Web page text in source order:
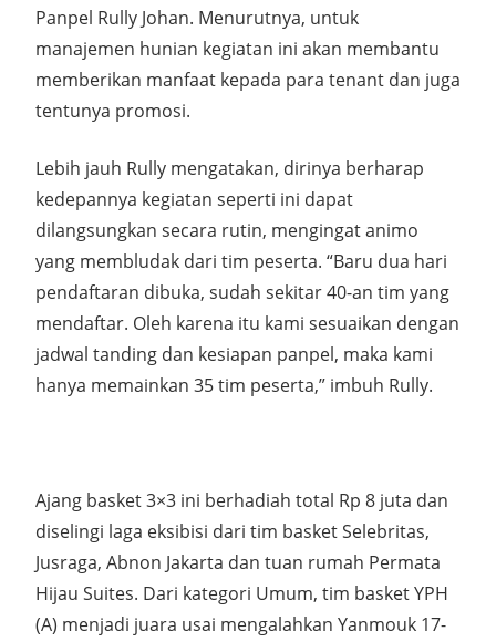
Panpel Rully Johan. Menurutnya, untuk
manajemen hunian kegiatan ini akan membantu
memberikan manfaat kepada para tenant dan juga
tentunya promosi.
Lebih jauh Rully mengatakan, dirinya berharap
kedepannya kegiatan seperti ini dapat
dilangsungkan secara rutin, mengingat animo
yang membludak dari tim peserta. “Baru dua hari
pendaftaran dibuka, sudah sekitar 40-an tim yang
mendaftar. Oleh karena itu kami sesuaikan dengan
jadwal tanding dan kesiapan panpel, maka kami
hanya memainkan 35 tim peserta,” imbuh Rully.
Ajang basket 3×3 ini berhadiah total Rp 8 juta dan
diselingi laga eksibisi dari tim basket Selebritas,
Jusraga, Abnon Jakarta dan tuan rumah Permata
Hijau Suites. Dari kategori Umum, tim basket YPH
(A) menjadi juara usai mengalahkan Yanmouk 17-